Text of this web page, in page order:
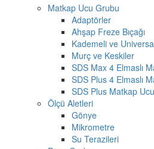
Matkap Ucu Grubu
Adaptörler
Ahşap Freze Bıçağı
Kademeli ve
Murç ve Keskiler
SDS Max 4 Elmaslı
SDS Plus 4 Elmaslı
SDS Plus Matkap Ucu
Ölçü Aletleri
Gönye
Mikrometre
Su Terazileri